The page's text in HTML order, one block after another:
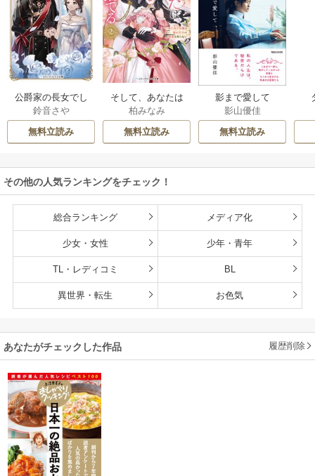
公爵家の長女でし
た
鈴音さや
無料立読み
そして、あなたは
私を捨てる
柏みなみ
無料立読み
影まで愛して
影山優佳
無料立読み
その他の人気ランキングをチェック！
総合ランキング メディア化
少女・女性 少年・青年
TL・レディコミ BL
異世界・転生 お色気
あなたがチェックした作品 履歴削除